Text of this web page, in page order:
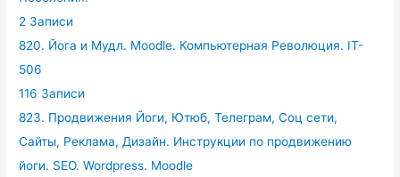
2 Записи
820. Йога и Мудл. Moodle. Компьютерная Революция. IT-
506
116 Записи
823. Продвижения Йоги, Ютюб, Телеграм, Соц сети,
Сайты, Реклама, Дизайн. Инструкции по продвижению
йоги. SEO. Wordpress. Moodle